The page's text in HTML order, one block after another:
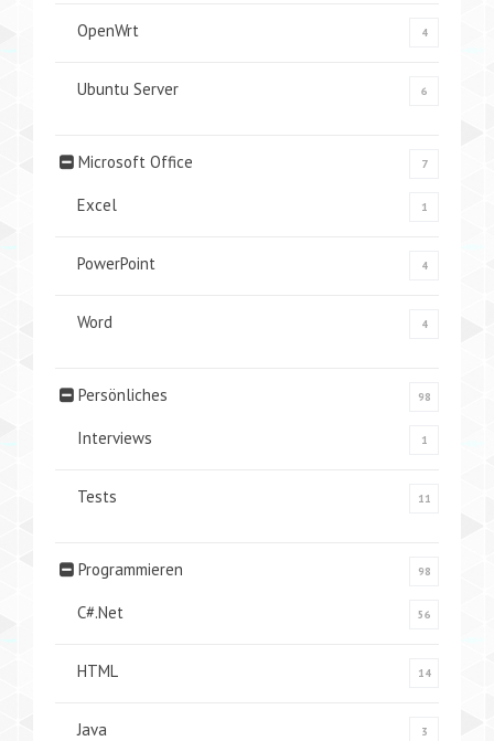
OpenWrt 4
Ubuntu Server 6
Microsoft Office 7
Excel 1
PowerPoint 4
Word 4
Persönliches 98
Interviews 1
Tests 11
Programmieren 98
C#.Net 56
HTML 14
Java 3